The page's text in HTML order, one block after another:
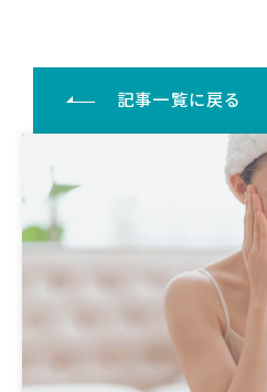
記事一覧に戻る